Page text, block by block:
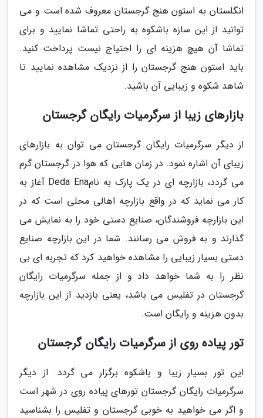
انگلستان به استون هنج گرجستان معروف شده است و می
توانید از این سازه باشکوه به راحتی تماشا نمایید و برای
تماشا آن هیچ هزینه ای را احتیاج نیست پرداخت کنید.
باید استون هنج گرجستان را از نزدیک مشاهده نمایید تا
شاهد شکوه و زیبایی آن باشید.
بازارهای زیبا از سرگرمیات رایگان گرجستان
از دیگر سرگرمیات رایگان گرجستان می توان به بازارهای
زیبای آن اشاره نمود. در زمان هایی که هوا در گرجستان گرم
می گردد، بازارچه ای در یک پارک به نامDeda Ena آغاز به
کار می نماید که در واقع بازارچه اهالی محلی است که در
این بازارچه فروشندگان، صنایع دستی خود را به نمایش می
گذارند و به فروش می رسانند. شما در این بازارچه صنایع
دستی بسیار زیبایی را مشاهده خواهید کرد که تجربه ای بی
نظر را به شما خواهد داد و از جمله سرگرمیات رایگان
گرجستان در تفلیس می باشد، یعنی بازدید از این بازارچه
بدون هزینه و رایگان است.
تور پیاده روی از سرگرمیات رایگان گرجستان
این تور بسیار زیبا و باشکوه برگزار می گردد. از دیگر
سرگرمیات رایگان گرجستان تورهای پیاده روی در شهر است
و اگر می خواهید به خوبی گرجستان و تفلیس را بشناسید